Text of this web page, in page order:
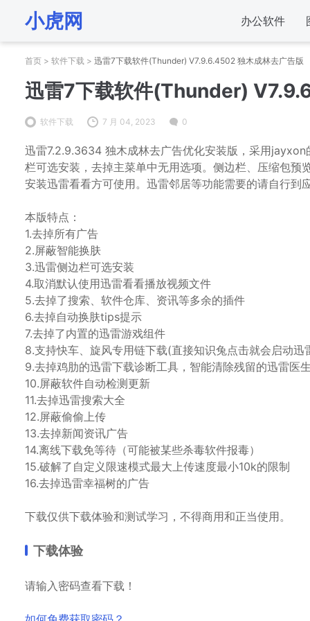
小虎网 办公软件
首页 > 软件下载 > 迅雷7下载软件(Thunder) V7.9.6.4502 独木成林去广告版
迅雷7下载软件(Thunder)
软件下载 7 月 04, 2023 0
迅雷7.2.9.3634 独木成林去广告优化安装版，采用
栏可选安装，去掉主菜单中无用选项。侧边栏、压缩包
安装迅雷看看方可使用。迅雷邻居等功能需要的请自行
本版特点：
1.去掉所有广告
2.屏蔽智能换肤
3.迅雷侧边栏可选安装
4.取消默认使用迅雷看看播放视频文件
5.去掉了搜索、软件仓库、资讯等多余的插件
6.去掉自动换肤tips提示
7.去掉了内置的迅雷游戏组件
8.支持快车、旋风专用链下载(直接知识兔点击就会启动
9.去掉鸡肋的迅雷下载诊断工具，智能清除残留的迅雷医
10.屏蔽软件自动检测更新
11.去掉迅雷搜索大全
12.屏蔽偷偷上传
13.去掉新闻资讯广告
14.离线下载免等待（可能被某些杀毒软件报毒）
15.破解了自定义限速模式最大上传速度最小10k的限制
16.去掉迅雷幸福树的广告
下载仅供下载体验和测试学习，不得商用和正当使用。
下载体验
请输入密码查看下载！